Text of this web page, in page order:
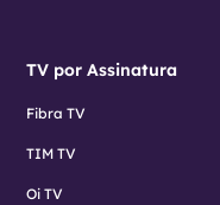
TV por Assinatura
Fibra TV
TIM TV
Oi TV